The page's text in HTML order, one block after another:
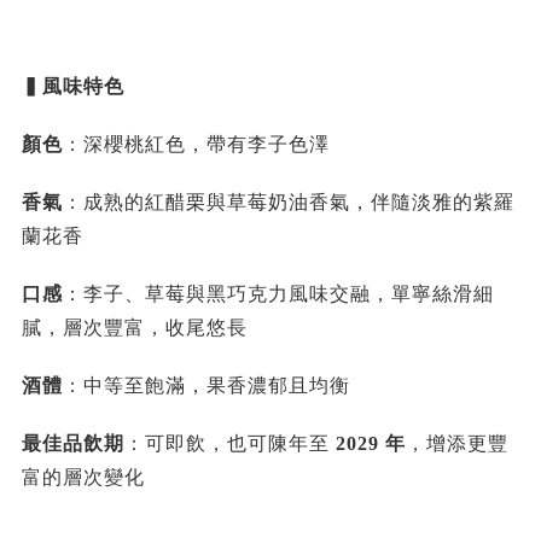
▍風味特色
顏色：深櫻桃紅色，帶有李子色澤
香氣 ：成熟的紅醋栗與草莓奶油香氣，伴隨淡雅的紫羅
蘭花香
口感 ：李子、草莓與黑巧克力風味交融，單寧絲滑細
膩，層次豐富，收尾悠長
酒體 ：中等至飽滿，果香濃郁且均衡
最佳品飲期 ：可即飲，也可陳年至 2029 年 ，增添更豐
富的層次變化